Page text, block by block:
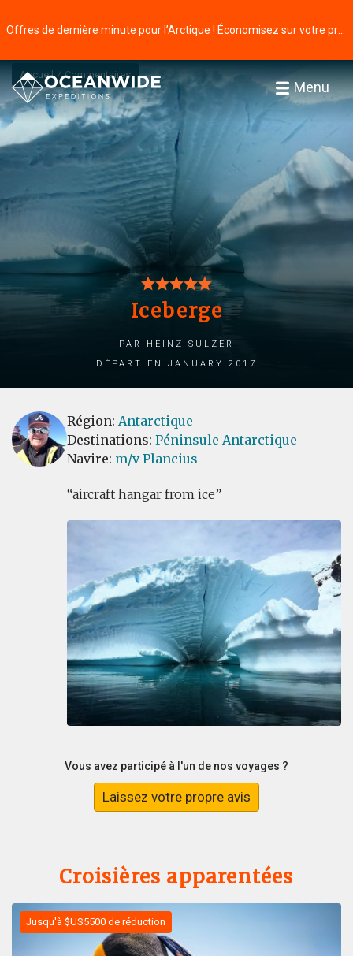
Menu
Accueil Commentaires
Iceberge
par Heinz Sulzer
Départ en January 2017
Région: Antarctique
Destinations: Péninsule Antarctique
Navire: m/v Plancius
aircraft hangar from ice
Vous avez participé à l'un de nos voyages ?
Laissez votre propre avis
Croisières apparentées
Jusqu'à $US5500 de réduction